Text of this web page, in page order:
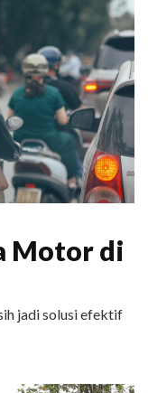
Motor di
jadi solusi efektif